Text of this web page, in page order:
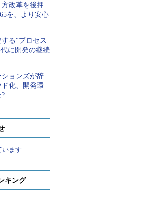
改革を後押
を、より安心
る“プロセス
に開発の継続
ションズが辞
化、開発環
?
います
キング